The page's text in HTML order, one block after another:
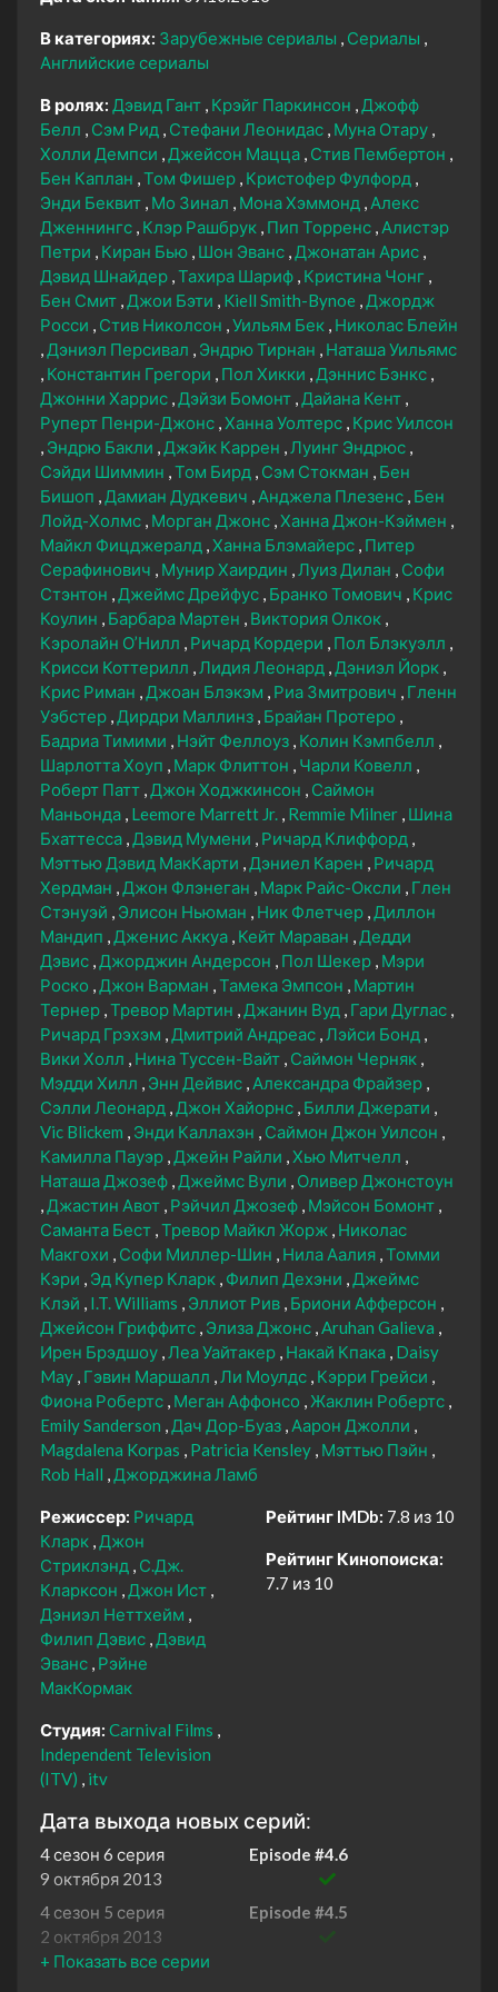
В категориях: Зарубежные сериалы
Сериалы
Английские сериалы
В ролях: Дэвид Гант Крэйг Паркинсон
Джофф
Белл
Сэм Рид Стефани Леонидас Муна Отару
Холли Демпси
Джейсон Мацца Стив Пембертон
Бен Каплан Том Фишер Кристофер Фулфорд
Энди Беквит Мо Зинал Мона Хэммонд
Алекс
Дженнингс Клэр Рашбрук Пип Торренс Алистэр
Петри
Киран Бью Шон Эванс Джонатан Арис
Дэвид Шнайдер Тахира Шариф Кристина Чонг
Бен Смит Джои Бэти Kiell Smith-Bynoe Джордж
Росси
Стив Николсон Уильям Бек Николас Блейн
Дэниэл Персивал
Эндрю Тирнан
Наташа Уильямс
Константин Грегори
Пол Хикки
Дэннис Бэнкс
Джонни Харрис Дэйзи Бомонт Дайана Кент
Руперт Пенри-Джонс Ханна Уолтерс Крис Уилсон
Эндрю Бакли
Джэйк Каррен
Луинг Эндрюс
Сэйди Шиммин Том Бирд Сэм Стокман
Бен
Бишоп
Дамиан Дудкевич Анджела Плезенс Бен
Лойд-Холмс Морган Джонс Ханна Джон-Кэймен
Майкл Фицджералд Ханна Блэмайерс Питер
Серафинович
Мунир Хаирдин Луиз Дилан
Софи
Стэнтон
Джеймс Дрейфус Бранко Томович
Крис
Коулин
Барбара Мартен
Виктория Олкок
Кэролайн О’Нилл
Ричард Кордери
Пол Блэкуэлл
Крисси Коттерилл
Лидия Леонард
Дэниэл Йорк
Крис Риман
Джоан Блэкэм Риа Змитрович
Гленн
Уэбстер Дирдри Маллинз Брайан Протеро
Бадриа Тимими
Нэйт Феллоуз Колин Кэмпбелл
Шарлотта Хоуп
Марк Флиттон
Чарли Ковелл
Роберт Патт Джон Ходжкинсон
Саймон
Маньонда Leemore Marrett Jr. Remmie Milner Шина
Бхаттесса Дэвид Мумени
Ричард Клиффорд
Мэттью Дэвид МакКарти
Дэниел Карен
Ричард
Хердман
Джон Флэнеган Марк Райс-Оксли
Глен
Стэнуэй
Элисон Ньюман Ник Флетчер Диллон
Мандип
Дженис Аккуа Кейт Мараван
Дедди
Дэвис Джорджин Андерсон Пол Шекер Мэри
Роско
Джон Варман Тамека Эмпсон
Мартин
Тернер Тревор Мартин Джанин Вуд
Гари Дуглас
Ричард Грэхэм
Дмитрий Андреас Лэйси Бонд
Вики Холл
Нина Туссен-Вайт Саймон Черняк
Мэдди Хилл
Энн Дейвис Александра Фрайзер
Сэлли Леонард
Джон Хайорнс Билли Джерати
Vic Blickem
Энди Каллахэн
Саймон Джон Уилсон
Камилла Пауэр Джейн Райли Хью Митчелл
Наташа Джозеф Джеймс Вули
Оливер Джонстоун
Джастин Авот Рэйчил Джозеф Мэйсон Бомонт
Саманта Бест Тревор Майкл Жорж Николас
Макгохи
Софи Миллер-Шин Нила Аалия Томми
Кэри
Эд Купер Кларк Филип Дехэни
Джеймс
Клэй
I.T. Williams Эллиот Рив Бриони Афферсон
Джейсон Гриффитс Элиза Джонс Aruhan Galieva
Ирен Брэдшоу Леа Уайтакер Накай Кпака Daisy
May Гэвин Маршалл Ли Моулдс Кэрри Грейси
Фиона Робертс Меган Аффонсо
Жаклин Робертс
Emily Sanderson
Дач Дор-Буаз Аарон Джолли
Magdalena Korpas
Patricia Kensley Мэттью Пэйн
Rob Hall
Джорджина Ламб
Режиссер: Ричард
Кларк Джон
Стриклэнд
С.Дж.
Кларксон
Джон Ист
Дэниэл Неттхейм
Филип Дэвис Дэвид
Эванс Рэйне
МакКормак
Студия: Carnival Films
Independent Television
(ITV)
itv
Рейтинг IMDb: 7.8 из 10
Рейтинг Кинопоиска:
7.7 из 10
Дата выхода новых серий:
4 сезон 6 серия
Episode #4.6
9 октября 2013
4 сезон 5 серия
Episode #4.5
2 октября 2013
4 сезон 4 серия